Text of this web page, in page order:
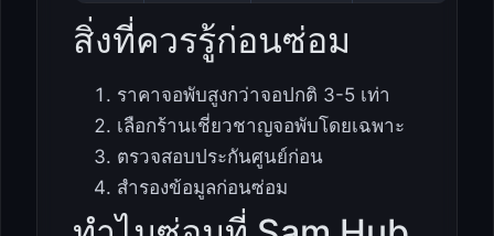
สิ่งที่ควรรู้ก่อนซ่อม
ราคาจอพับสูงกว่าจอปกติ 3-5 เท่า
เลือกร้านเชี่ยวชาญจอพับโดยเฉพาะ
ตรวจสอบประกันศูนย์ก่อน
สำรองข้อมูลก่อนซ่อม